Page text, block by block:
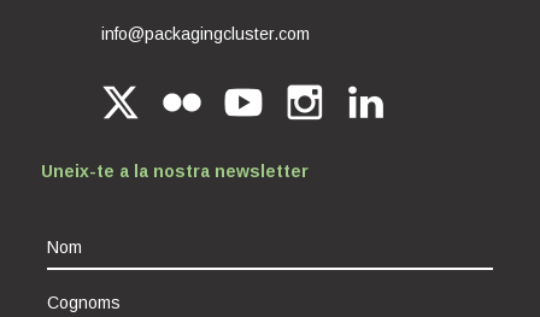
info@packagingcluster.com
Uneix-te a la nostra newsletter